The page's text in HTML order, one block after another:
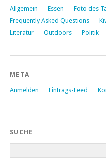
Allgemein Essen Foto des
Frequently Asked Questions
Literatur
Outdoors Politik
META
Anmelden Eintrags-Feed
SUCHE